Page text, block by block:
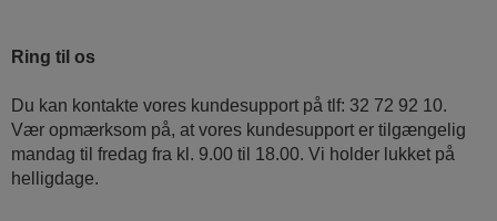
Ring til os
Du kan kontakte vores kundesupport på tlf: 32 72 92 10.
Vær opmærksom på, at vores kundesupport er tilgængelig
mandag til fredag ​​fra kl. 9.00 til 18.00. Vi holder lukket på
helligdage.